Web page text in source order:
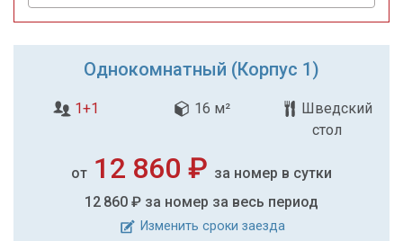
Однокомнатный (Корпус 1)
1+1 16 м²
Шведский
стол
от 12 860 ₽ за номер в сутки
12 860 ₽ за номер за весь период
Изменить сроки заезда